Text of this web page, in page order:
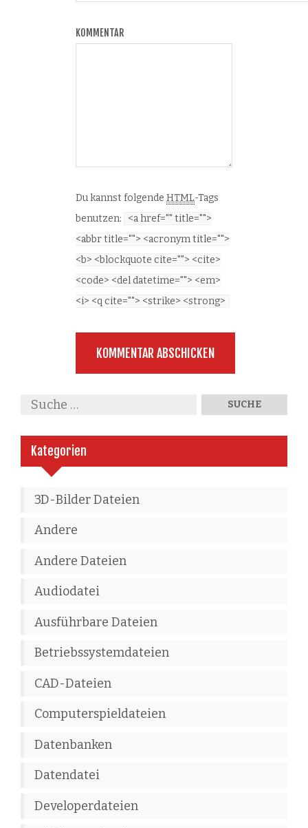
KOMMENTAR
Du kannst folgende HTML-Tags
benutzen:
<a href="" title="">
<abbr title=""> <acronym title="">
<b> <blockquote cite=""> <cite>
<code> <del datetime=""> <em>
<i> <q cite=""> <strike> <strong>
Kategorien
3D-Bilder Dateien
Andere
Andere Dateien
Audiodatei
Ausführbare Dateien
Betriebssystemdateien
CAD-Dateien
Computerspieldateien
Datenbanken
Datendatei
Developerdateien